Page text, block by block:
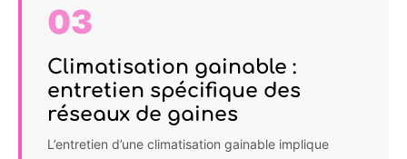
03
Climatisation gainable :
entretien spécifique des
réseaux de gaines
L’entretien d’une climatisation gainable implique